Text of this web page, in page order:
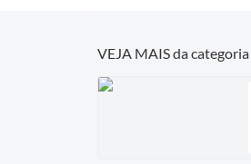
VEJA MAIS da categoria